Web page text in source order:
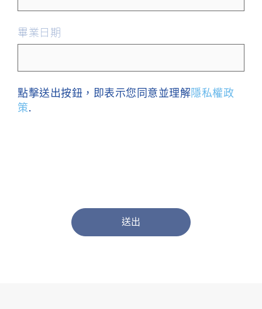
畢業日期
點擊送出按鈕，即表示您同意並理解隱私權政
策.